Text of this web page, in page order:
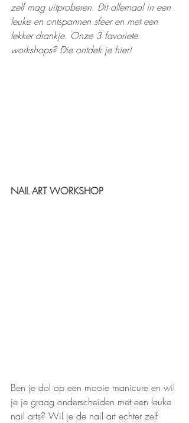
zelf mag uitproberen. Dit allemaal in een
leuke en ontspannen sfeer en met een
lekker drankje. Onze 3 favoriete
workshops? Die ontdek je hier!
NAIL ART WORKSHOP
Ben je dol op een mooie manicure en wil
je je graag onderscheiden met een leuke
nail arts? Wil je de nail art echter zelf